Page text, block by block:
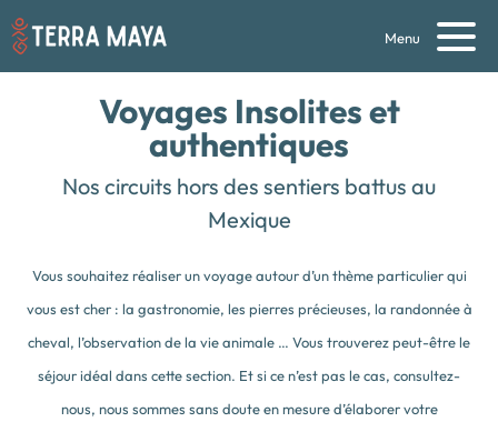
Menu
Voyages Insolites et
authentiques
Nos circuits hors des sentiers battus au
Mexique
Vous souhaitez réaliser un voyage autour d’un thème particulier qui
vous est cher : la gastronomie, les pierres précieuses, la randonnée à
cheval, l’observation de la vie animale … Vous trouverez peut-être le
séjour idéal dans cette section. Et si ce n’est pas le cas, consultez-
nous, nous sommes sans doute en mesure d’élaborer votre